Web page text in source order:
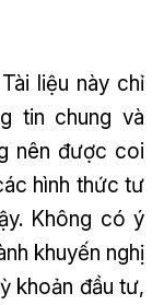
liệu này chỉ
tin chung và
nên được coi
hình thức tư
Không có ý
khuyến nghị
khoản đầu tư,